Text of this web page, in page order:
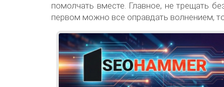
помолчать вместе. Главное, не трещать
первом можно все оправдать волнением,